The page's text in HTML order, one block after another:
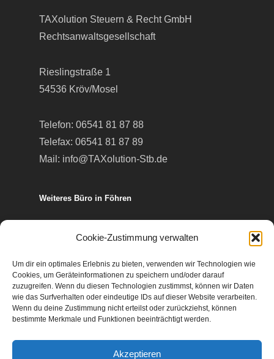
Cookie-Zustimmung verwalten
Um dir ein optimales Erlebnis zu bieten, verwenden wir Technologien wie
Cookies, um Geräteinformationen zu speichern und/oder darauf
zuzugreifen. Wenn du diesen Technologien zustimmst, können wir Daten
wie das Surfverhalten oder eindeutige IDs auf dieser Website verarbeiten.
Wenn du deine Zustimmung nicht erteilst oder zurückziehst, können
bestimmte Merkmale und Funktionen beeinträchtigt werden.
Akzeptieren
TAXolution Steuern & Recht GmbH
Rechtsanwaltsgesellschaft
Rieslingstraße 1
54536 Kröv/Mosel
Telefon: 06541 81 87 88
Telefax: 06541 81 87 89
Mail: info@TAXolution-Stb.de
Weiteres Büro in Föhren
Telefon: 06502 99 95 80
Telefax: 06502 99 95 899
Mail:info@TAXolution-Stb.de